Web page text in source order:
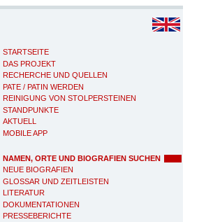
STARTSEITE
DAS PROJEKT
RECHERCHE UND QUELLEN
PATE / PATIN WERDEN
REINIGUNG VON STOLPERSTEINEN
STANDPUNKTE
AKTUELL
MOBILE APP
NAMEN, ORTE UND BIOGRAFIEN SUCHEN
NEUE BIOGRAFIEN
GLOSSAR UND ZEITLEISTEN
LITERATUR
DOKUMENTATIONEN
PRESSEBERICHTE